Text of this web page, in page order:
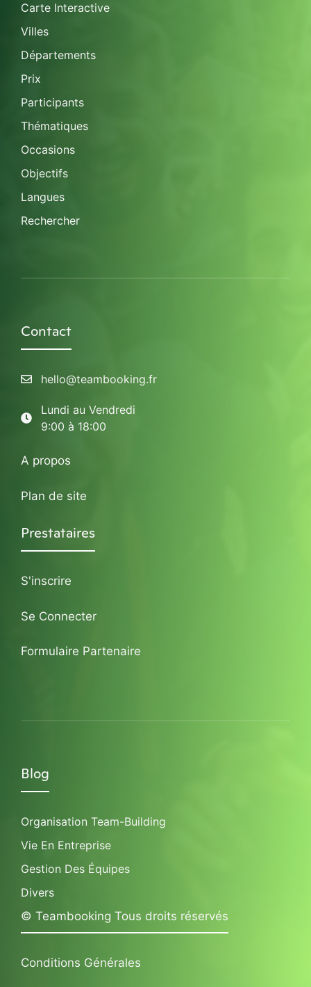
Carte Interactive
Villes
Départements
Prix
Participants
Thématiques
Occasions
Objectifs
Langues
Rechercher
Contact
hello@teambooking.fr
Lundi au Vendredi
9:00 à 18:00
A propos
Plan de site
Prestataires
S'inscrire
Se Connecter
Formulaire Partenaire
Blog
Organisation Team-Building
Vie En Entreprise
Gestion Des Équipes
Divers
© Teambooking Tous droits réservés
Conditions Générales